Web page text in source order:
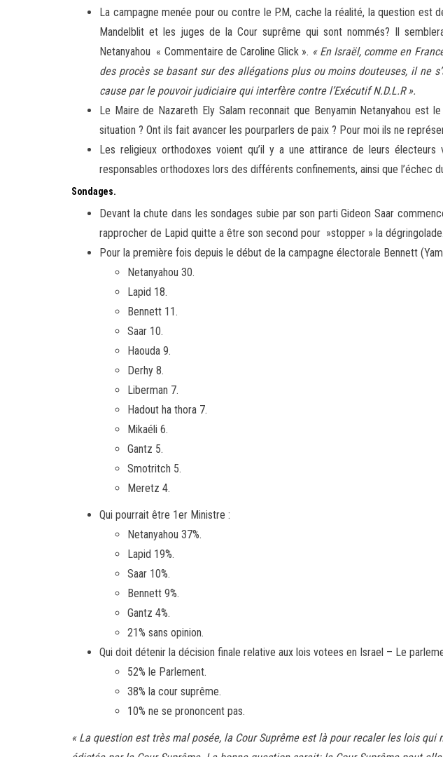
La campagne menée pour ou contre le P.M, cache la réalité, la question
Mandelblit et les juges de la Cour suprême qui sont nommés? Il
Netanyahou « Commentaire de Caroline Glick ». « En Israël, comme en
des procès se basant sur des allégations plus ou moins douteuses, il ne
cause par le pouvoir judiciaire qui interfère contre l’Exécutif N.D.L.R ».
Le Maire de Nazareth Ely Salam reconnait que Benyamin Netanyahou est
situation ? Ont ils fait avancer les pourparlers de paix ? Pour moi ils ne
Les religieux orthodoxes voient qu’il y a une attirance de leurs
responsables orthodoxes lors des différents confinements, ainsi que l’échec
Sondages.
Devant la chute dans les sondages subie par son parti Gideon Saar
rapprocher de Lapid quitte a être son second pour »stopper » la dégringolade.
Pour la première fois depuis le début de la campagne électorale Bennett
Netanyahou 30.
Lapid 18.
Bennett 11.
Saar 10.
Haouda 9.
Derhy 8.
Liberman 7.
Hadout ha thora 7.
Mikaéli 6.
Gantz 5.
Smotritch 5.
Meretz 4.
Qui pourrait être 1er Ministre :
Netanyahou 37%.
Lapid 19%.
Saar 10%.
Bennett 9%.
Gantz 4%.
21% sans opinion.
Qui doit détenir la décision finale relative aux lois votees en Israel – Le
52% le Parlement.
38% la cour suprême.
10% ne se prononcent pas.
« La question est très mal posée, la Cour Suprême est là pour recaler les lois